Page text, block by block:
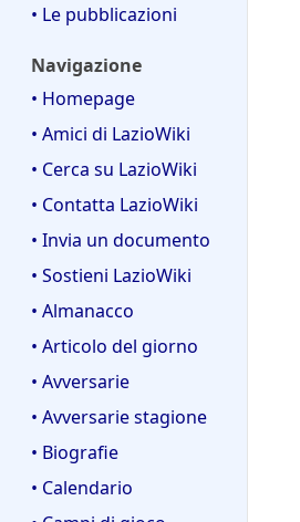
• Le pubblicazioni
Navigazione
• Homepage
• Amici di LazioWiki
• Cerca su LazioWiki
• Contatta LazioWiki
• Invia un documento
• Sostieni LazioWiki
• Almanacco
• Articolo del giorno
• Avversarie
• Avversarie stagione
• Biografie
• Calendario